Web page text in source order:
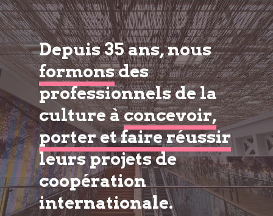
Depuis 35 ans, nous
formonsdes
professionnels de la
culture àconcevoir,
porter et faire réussir
leurs projets de
coopération
internationale.